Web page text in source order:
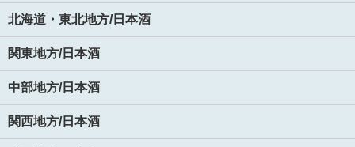
北海道・東北地方/日本酒
関東地方/日本酒
中部地方/日本酒
関西地方/日本酒